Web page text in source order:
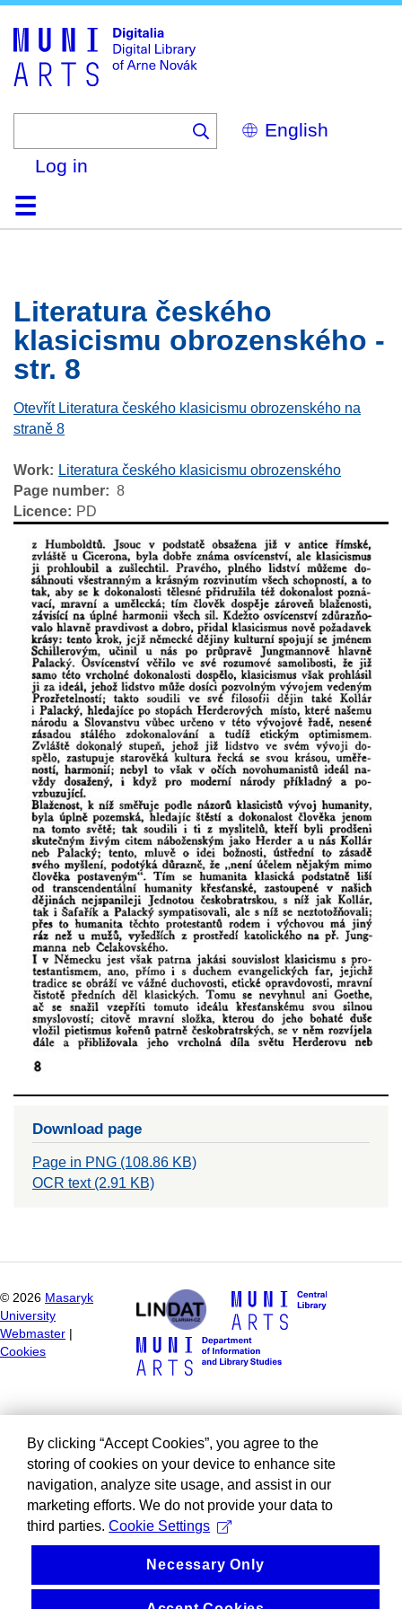
Select
your
Log in
HomeBrowse
Search
About
HelpContactDigitalia
Literatura českého
klasicismu obrozenského -
str. 8
Otevřít Literatura českého klasicismu obrozenského na
straně 8
Work
Literatura českého klasicismu obrozenského
Page number
8
Licence
PD
Download page
Page in PNG (108.86 KB)
OCR text (2.91 KB)
© 2026 Masaryk
University
Webmaster
Cookies
By clicking “Accept Cookies”, you agree to the
storing of cookies on your device to enhance site
navigation, analyze site usage, and assist in our
marketing efforts. We do not provide your data to
third parties. Cookie Settings
Necessary Only